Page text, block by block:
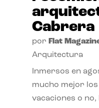
Cabrera
por Flat
Arquitectura
Inmersos en
mucho mejor
vacaciones o no,